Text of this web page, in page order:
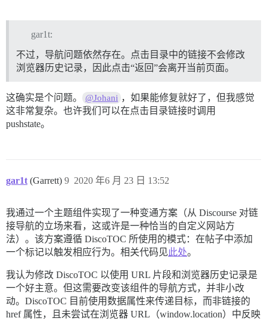
gar1t:
不过，导航问题依然存在。点击目录中的链接不会修改
浏览器历史记录，因此点击“返回”会离开当前页面。
这确实是个问题。 @Johani ，如果能修复就好了，但我感觉
这非常复杂。也许我们可以在点击目录链接时调用
pushstate。
gar1t (Garrett) 2020 年6 月 23 日 13:52
9
我通过一个主题组件实现了一种变通方案（从 Discourse 对链
接导航的立场来看，这或许是一种恰当的自定义网站方
法）。该方案遵循 DiscoTOC 所使用的模式：在帖子中添加
一个标记以触发相应行为。相关代码见此处。
我认为修改 DiscoTOC 以使用 URL 片段和浏览器历史记录是
一个好主意。但这需要改变该组件的导航方式，并非小改
动。DiscoTOC 目前使用数据属性来传递目标，而非链接的
href 属性，且未尝试在浏览器 URL（window.location）中反映